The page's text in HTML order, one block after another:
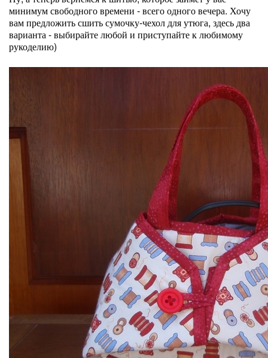
минимум свободного времени - всего одного вечера. Хочу
вам предложить сшить сумочку-чехол для утюга, здесь два
варианта - выбирайте любой и приступайте к любимому
рукоделию)